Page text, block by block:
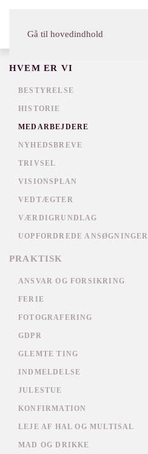
Gå til hovedindhold
HVEM ER VI
BESTYRELSE
HISTORIE
MEDARBEJDERE
NYHEDSBREVE
TRIVSEL
VISIONSPLAN
VEDTÆGTER
VÆRDIGRUNDLAG
UOPFORDREDE ANSØGNINGER
PRAKTISK
ANSVAR OG FORSIKRING
FERIE
FOTOGRAFERING
GDPR
GLEMTE TING
INDMELDELSE
JULESTUE
KONFIRMATION
LEJE AF HAL OG MULTISAL
MAD OG DRIKKE